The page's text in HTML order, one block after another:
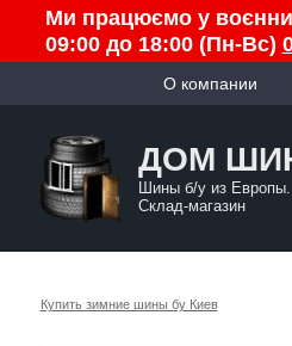
Ми працюємо у
09:00 до 18:00 (Пн-Вс)
О компании
ДОМ
Шины б/у из Европы.
Склад-магазин
Купить зимние шины бу Киев